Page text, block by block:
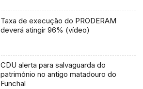
Taxa de execução do PRODERAM
deverá atingir 96% (vídeo)
CDU alerta para salvaguarda do
património no antigo matadouro do
Funchal